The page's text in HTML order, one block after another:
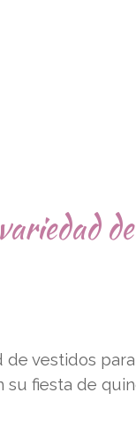
de vestidos
su fiesta de